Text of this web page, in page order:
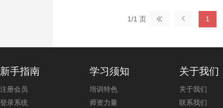
体校领
1/1 页   1
新手指南
注册会员
登录系统
学习须知
培训特色
师资力量
关于我们
关于我们
联系我们